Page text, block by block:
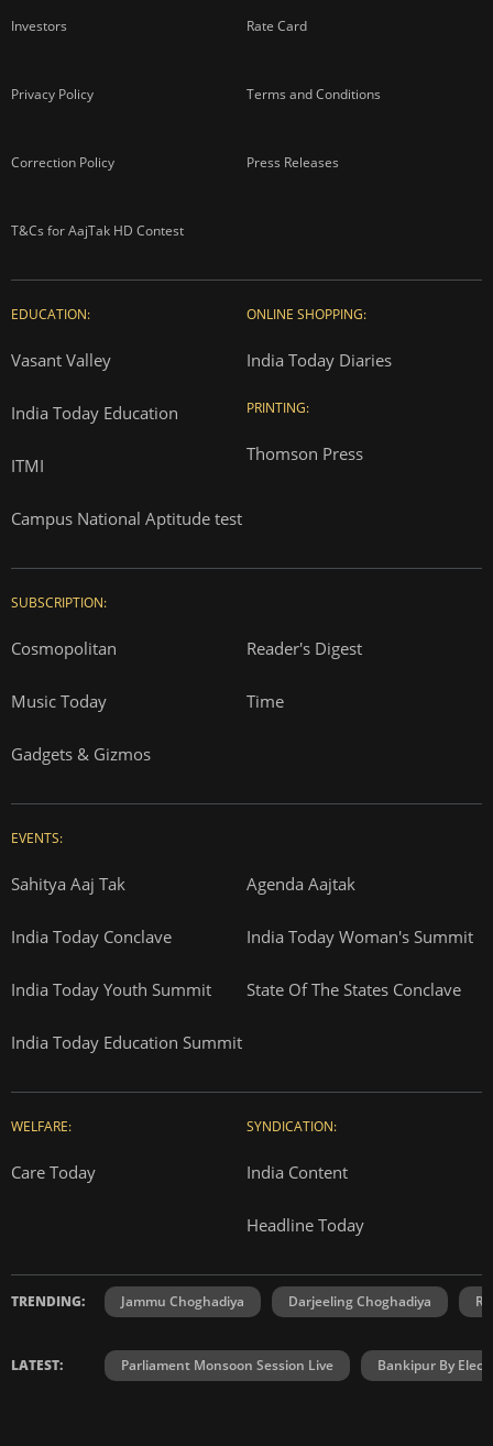
Investors Rate Card
Privacy Policy Terms and Conditions
Correction Policy Press Releases
T&Cs for AajTak HD Contest
EDUCATION:
Vasant Valley
India Today Education
ITMI
Campus National Aptitude test
ONLINE SHOPPING:
India Today Diaries
PRINTING:
Thomson Press
SUBSCRIPTION:
Cosmopolitan Reader's Digest
Music Today Time
Gadgets & Gizmos
EVENTS:
Sahitya Aaj Tak Agenda Aajtak
India Today Conclave India Today Woman's Summit
India Today Youth Summit State Of The States Conclave
India Today Education Summit
WELFARE:
Care Today
SYNDICATION:
India Content
Headline Today
TRENDING: Jammu Choghadiya Darjeeling Choghadiya
LATEST: Parliament Monsoon Session Live Bankipur By